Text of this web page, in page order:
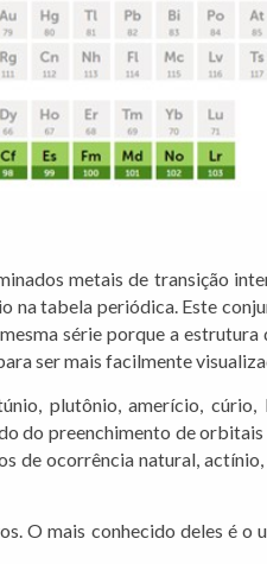
metais de transição
tabela periódica. Este
série porque a
ser mais facilmente
plutônio, amerício, cúrio,
do preenchimento de
de ocorrência natural,
O mais conhecido deles é o